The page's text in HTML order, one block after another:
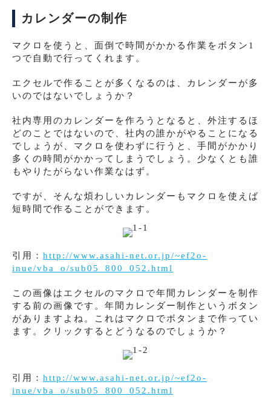
カレンダーの制作
マクロを使うと、面倒で時間がかかる作業をボタン1
つで自動で行ってくれます。
エクセルで作ることが多くなるのは、カレンダーが多
いのではないでしょうか？
社内専用のカレンダーを作ろうとなると、外注するほ
どのことではないので、社内の誰かがやることになる
でしょうが、マクロを使わずに行うと、手間がかかり
多くの時間がかかってしまうでしょう。少なくとも誰
もやりたがらない作業なはず。
ですが、そんな煩わしいカレンダーもマクロを使えば
短時間で作ることができます。
引用： http://www.asahi-net.or.jp/~ef2o-
inue/vba_o/sub05_800_052.html
この画像はエクセルのマクロで年間カレンダーを制作
する前の画像です。年間カレンダー制作というボタン
がありますよね。これはマクロでボタンまで作ってい
ます。クリックするとどうなるのでしょうか？
引用： http://www.asahi-net.or.jp/~ef2o-
inue/vba_o/sub05_800_052.html